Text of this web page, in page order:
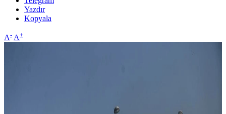
Yazdır
Kopyala
A- A+